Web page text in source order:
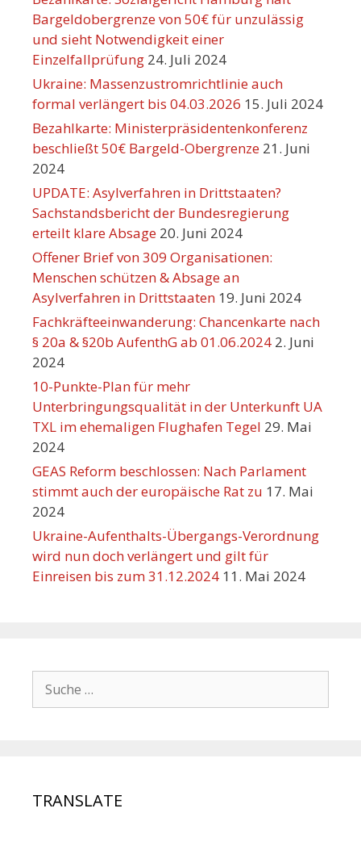
Bargeldobergrenze von 50€ für unzulässig
und sieht Notwendigkeit einer
Einzelfallprüfung 24. Juli 2024
Ukraine: Massenzustromrichtlinie auch
formal verlängert bis 04.03.2026 15. Juli 2024
Bezahlkarte: Ministerpräsidentenkonferenz
beschließt 50€ Bargeld-Obergrenze 21. Juni
2024
UPDATE: Asylverfahren in Drittstaaten?
Sachstandsbericht der Bundesregierung
erteilt klare Absage 20. Juni 2024
Offener Brief von 309 Organisationen:
Menschen schützen & Absage an
Asylverfahren in Drittstaaten 19. Juni 2024
Fachkräfteeinwanderung: Chancenkarte nach
§ 20a & §20b AufenthG ab 01.06.2024 2. Juni
2024
10-Punkte-Plan für mehr
Unterbringungsqualität in der Unterkunft UA
TXL im ehemaligen Flughafen Tegel 29. Mai
2024
GEAS Reform beschlossen: Nach Parlament
stimmt auch der europäische Rat zu 17. Mai
2024
Ukraine-Aufenthalts-Übergangs-Verordnung
wird nun doch verlängert und gilt für
Einreisen bis zum 31.12.2024 11. Mai 2024
TRANSLATE